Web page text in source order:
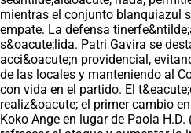
mientras el conjunto blanquiazul
empate. La defensa
s&oacute;lida. Patri Gavira se
acci&oacute;n providencial,
de las locales y manteniendo al
con vida en el partido. El
realiz&oacute; el primer cambio
Koko Ange en lugar de Paola